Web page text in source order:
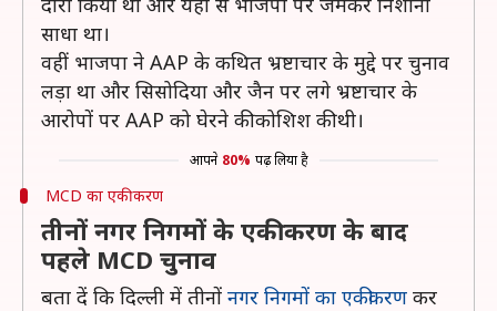
साधा था।
वहीं भाजपा ने AAP के कथित भ्रष्टाचार के मुद्दे पर चुनाव
लड़ा था और सिसोदिया और जैन पर लगे भ्रष्टाचार के
आरोपों पर AAP को घेरने की कोशिश की थी।
आपने 80% पढ़ लिया है
MCD का एकीकरण
तीनों नगर निगमों के एकीकरण के बाद
पहले MCD चुनाव
बता दें कि दिल्ली में तीनों नगर निगमों का एकीकरण कर